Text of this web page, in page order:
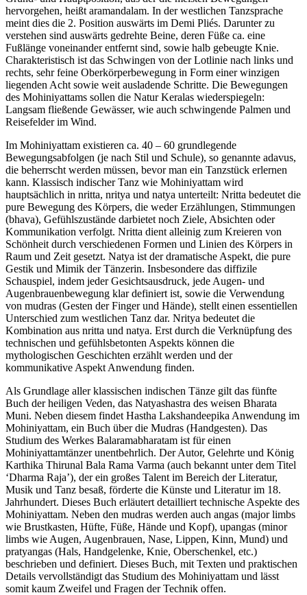
hervorgehen, heißt aramandalam. In der westlichen Tanzsprache
meint dies die 2. Position auswärts im Demi Pliés. Darunter zu
verstehen sind auswärts gedrehte Beine, deren Füße ca. eine
Fußlänge voneinander entfernt sind, sowie halb gebeugte Knie.
Charakteristisch ist das Schwingen von der Lotlinie nach links und
rechts, sehr feine Oberkörperbewegung in Form einer winzigen
liegenden Acht sowie weit ausladende Schritte. Die Bewegungen
des Mohiniyattams sollen die Natur Keralas wiederspiegeln:
Langsam fließende Gewässer, wie auch schwingende Palmen und
Reisefelder im Wind.
Im Mohiniyattam existieren ca. 40 – 60 grundlegende
Bewegungsabfolgen (je nach Stil und Schule), so genannte adavus,
die beherrscht werden müssen, bevor man ein Tanzstück erlernen
kann. Klassisch indischer Tanz wie Mohiniyattam wird
hauptsächlich in nritta, nritya und natya unterteilt: Nritta bedeutet die
pure Bewegung des Körpers, die weder Erzählungen, Stimmungen
(bhava), Gefühlszustände darbietet noch Ziele, Absichten oder
Kommunikation verfolgt. Nritta dient alleinig zum Kreieren von
Schönheit durch verschiedenen Formen und Linien des Körpers in
Raum und Zeit gesetzt. Natya ist der dramatische Aspekt, die pure
Gestik und Mimik der Tänzerin. Insbesondere das diffizile
Schauspiel, indem jeder Gesichtsausdruck, jede Augen- und
Augenbrauenbewegung klar definiert ist, sowie die Verwendung
von mudras (Gesten der Finger und Hände), stellt einen essentiellen
Unterschied zum westlichen Tanz dar. Nritya bedeutet die
Kombination aus nritta und natya. Erst durch die Verknüpfung des
technischen und gefühlsbetonten Aspekts können die
mythologischen Geschichten erzählt werden und der
kommunikative Aspekt Anwendung finden.
Als Grundlage aller klassischen indischen Tänze gilt das fünfte
Buch der heiligen Veden, das Natyashastra des weisen Bharata
Muni. Neben diesem findet Hastha Lakshandeepika Anwendung im
Mohiniyattam, ein Buch über die Mudras (Handgesten). Das
Studium des Werkes Balaramabharatam ist für einen
Mohiniyattamtänzer unentbehrlich. Der Autor, Gelehrte und König
Karthika Thirunal Bala Rama Varma (auch bekannt unter dem Titel
‘Dharma Raja’), der ein großes Talent im Bereich der Literatur,
Musik und Tanz besaß, förderte die Künste und Literatur im 18.
Jahrhundert. Dieses Buch erläutert detailliert technische Aspekte des
Mohiniyattam. Neben den mudras werden auch angas (major limbs
wie Brustkasten, Hüfte, Füße, Hände und Kopf), upangas (minor
limbs wie Augen, Augenbrauen, Nase, Lippen, Kinn, Mund) und
pratyangas (Hals, Handgelenke, Knie, Oberschenkel, etc.)
beschrieben und definiert. Dieses Buch, mit Texten und praktischen
Details vervollständigt das Studium des Mohiniyattam und lässt
somit kaum Zweifel und Fragen der Technik offen.